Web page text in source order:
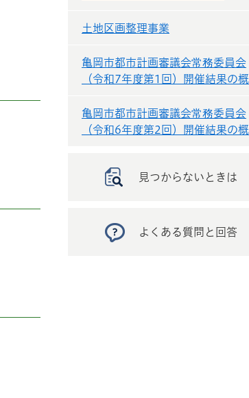
土地区画整理事業
亀岡市都市計画審議会常務委員会
（令和7年度第1回）開催結果の
亀岡市都市計画審議会常務委員会
（令和6年度第2回）開催結果の
見つからないときは
よくある質問と回答